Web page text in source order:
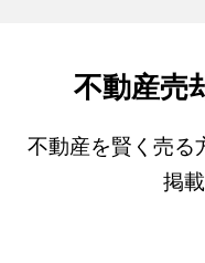
不動産売
不動産を賢く売る
掲